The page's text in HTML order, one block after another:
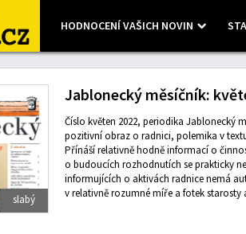
HODNOCENÍ VAŠICH NOVIN
contributors, Imagery © Mapbox
slabý
Jablonecký měsíčník:
Číslo květen 2022, periodika Jablonecký
pozitivní obraz o radnici, polemika v
Přínáší relativně hodně informací o
o budoucích rozhodnutích se prakticky
informujících o aktivách radnice nemá
v relativně rozumné míře a fotek starosty